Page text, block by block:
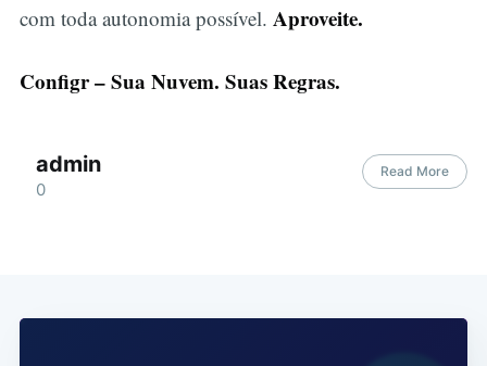
com toda autonomia possível. Aproveite.
Configr – Sua Nuvem. Suas Regras.
admin
0
Read More